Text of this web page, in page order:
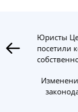
Юристы
посетили